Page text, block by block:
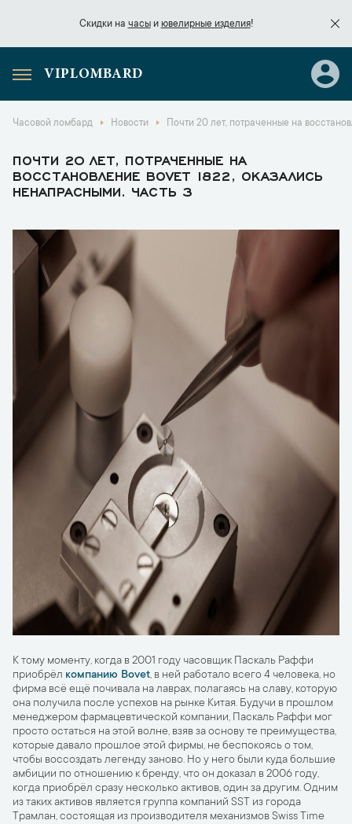
Скидки на часыи ювелирные изделия!
Скидки начасы
VIPLOMBARD
Часовой ломбард Новости Почти 20 лет, потраченные на
ПОЧТИ 20 ЛЕТ, ПОТРАЧЕННЫЕ НА
ВОССТАНОВЛЕНИЕ BOVET 1822, ОКАЗАЛИСЬ
НЕНАПРАСНЫМИ. ЧАСТЬ 3
К тому моменту, когда в 2001 году часовщик Паскаль Раффи
приобрёл компанию Bovet, в ней работало всего 4 человека, но
фирма всё ещё почивала на лаврах, полагаясь на славу, которую
она получила после успехов на рынке Китая. Будучи в прошлом
менеджером фармацевтической компании, Паскаль Раффи мог
просто остаться на этой волне, взяв за основу те преимущества,
которые давало прошлое этой фирмы, не беспокоясь о том,
чтобы воссоздать легенду заново. Но у него были куда большие
амбиции по отношению к бренду, что он доказал в 2006 году,
когда приобрёл сразу несколько активов, один за другим. Одним
из таких активов является группа компаний SST из города
Трамлан, состоящая из производителя механизмов Swiss Time